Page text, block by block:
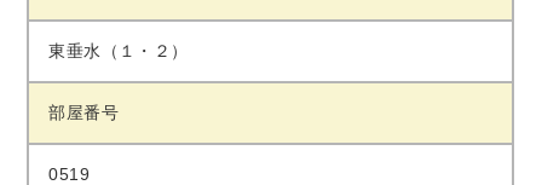
東垂水（１・２）
部屋番号
0519